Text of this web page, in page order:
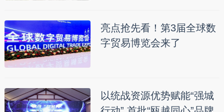
亮点抢先看！第3届全球数
字贸易博览会来了
以统战资源优势赋能“强城